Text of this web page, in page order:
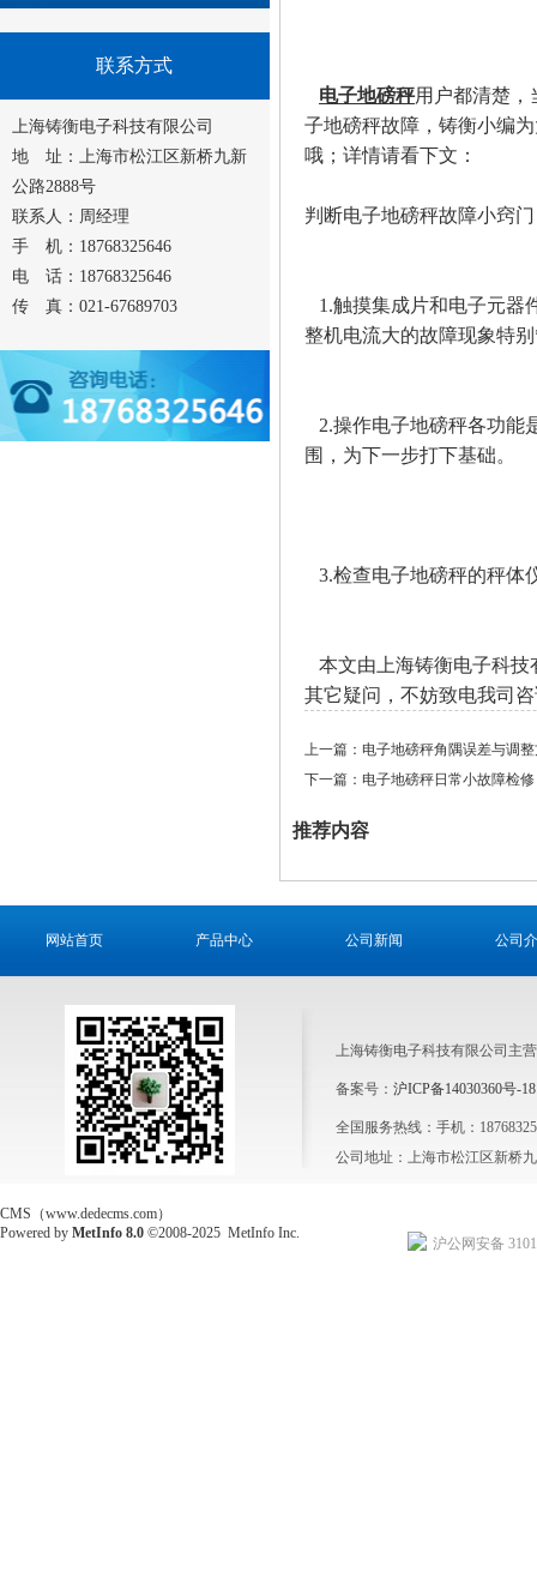
联系方式
上海铸衡电子科技有限公司
地 址：上海市松江区新桥九新
公路2888号
联系人：周经理
手 机：18768325646
电 话：18768325646
传 真：021-67689703
电子地磅秤用户都清楚，
子地磅秤故障，铸衡小编
哦；详情请看下文：
判断电子地磅秤故障小窍
1.触摸集成片和电子元器
整机电流大的故障现象特
2.操作电子地磅秤各功能
围，为下一步打下基础。
3.检查电子地磅秤的秤体
本文由上海铸衡电子科技
其它疑问，不妨致电我司
上一篇： 电子地磅秤角隅误差与调
下一篇： 电子地磅秤日常小故障检修
推荐内容
网站首页 产品中心 公司新闻 公司
上海铸衡电子科技有限公司主
备案号： 沪ICP备14030360号-18
全国服务热线：手机：
公司地址：上海市松江区新桥
CMS（www.dedecms.com）
Powered by MetInfo 8.0 ©2008-2025 MetInfo Inc.
沪公网安备